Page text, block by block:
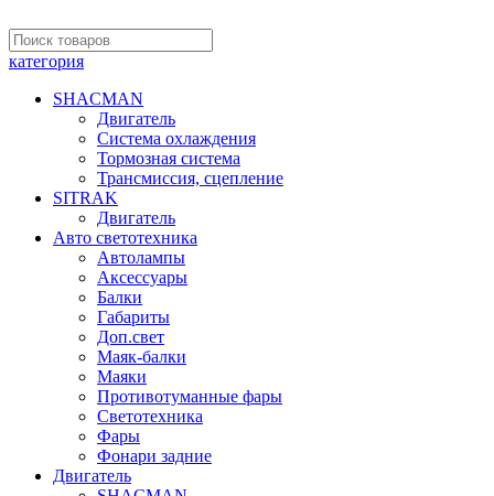
категория
SHACMAN
Двигатель
Система охлаждения
Тормозная система
Трансмиссия, сцепление
SITRAK
Двигатель
Авто светотехника
Автолампы
Аксессуары
Балки
Габариты
Доп.свет
Маяк-балки
Маяки
Противотуманные фары
Светотехника
Фары
Фонари задние
Двигатель